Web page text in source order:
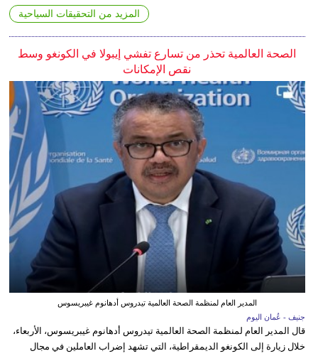
المزيد من التحقيقات السياحية
الصحة العالمية تحذر من تسارع تفشي إيبولا في الكونغو وسط
نقص الإمكانات
المدير العام لمنظمة الصحة العالمية تيدروس أدهانوم غيبريسوس
جنيف - عُمان اليوم
قال المدير العام لمنظمة الصحة العالمية تيدروس أدهانوم غيبريسوس، الأربعاء،
خلال زيارة إلى الكونغو الديمقراطية، التي تشهد إضراب العاملين في مجال